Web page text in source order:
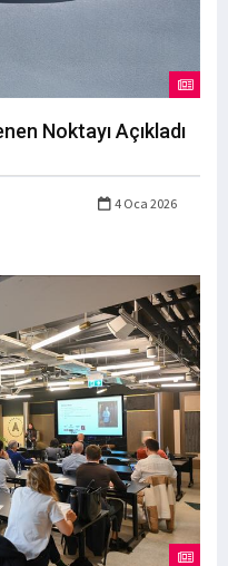
Noktayı Açıkladı
4 Oca 2026